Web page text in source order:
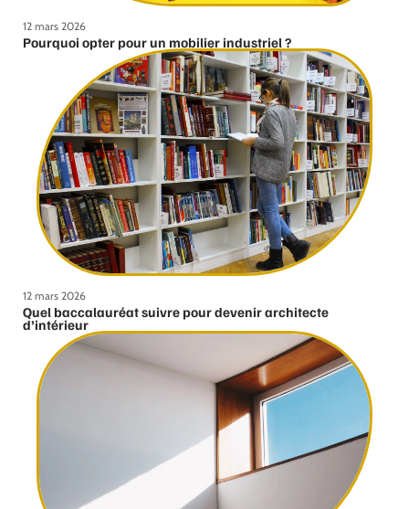
12 mars 2026
Pourquoi opter pour un mobilier industriel ?
12 mars 2026
Quel baccalauréat suivre pour devenir architecte
d’intérieur